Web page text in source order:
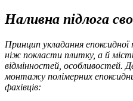
Наливна підлога
Принцип укладання епоксидної
ніж покласти плитку, а й
відмінностей, особливостей.
монтажу полімерних
фахівців: